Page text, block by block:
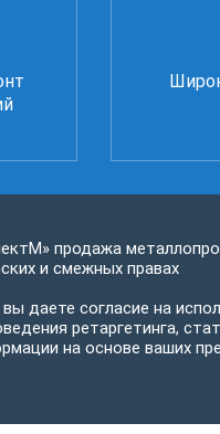
продажа
и смежных правах
даете согласие на
ретаргетинга,
на основе ваших